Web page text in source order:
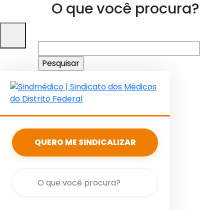
O que você procura?
por:
QUERO ME SINDICALIZAR